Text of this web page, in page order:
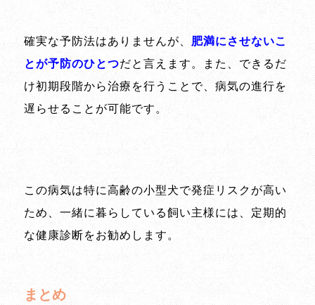
確実な予防法はありませんが、 肥満にさせないこ
とが予防のひとつだと言えます。また、できるだ
け初期段階から治療を行うことで、病気の進行を
遅らせることが可能です。
この病気は特に高齢の小型犬で発症リスクが高い
ため、一緒に暮らしている飼い主様には、定期的
な健康診断をお勧めします。
まとめ